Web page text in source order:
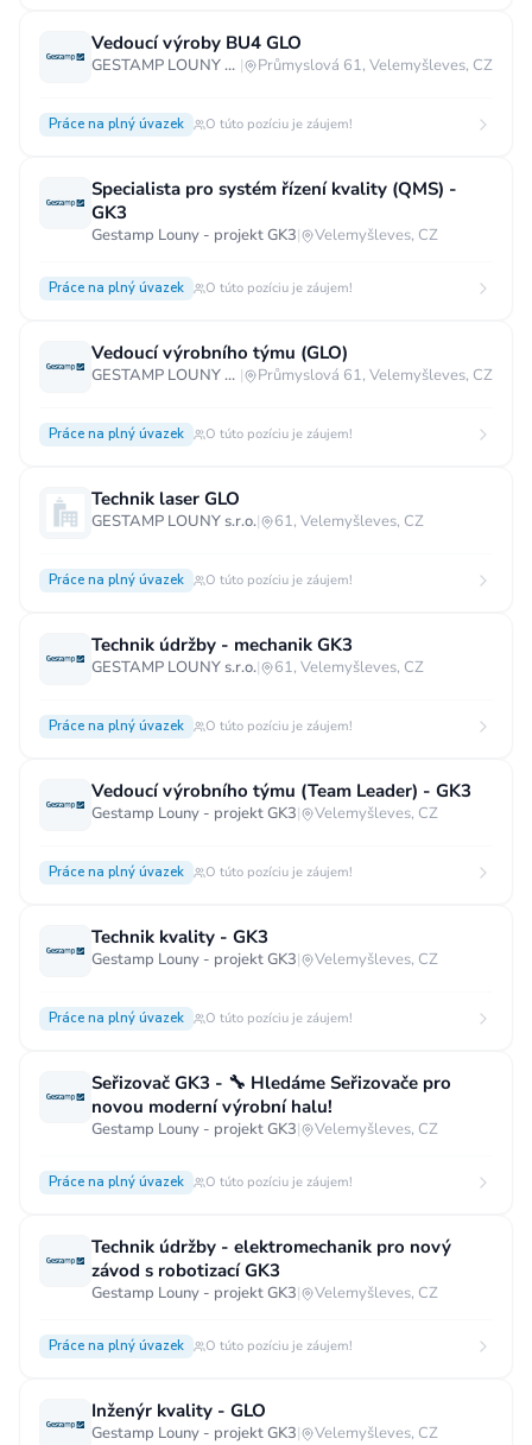
Vedoucí výroby BU4 GLO
GESTAMP LOUNY s.r.o. | Průmyslová 61, Velemyšleves, CZ
Práce na plný úvazek O túto pozíciu je záujem!
Specialista pro systém řízení kvality (QMS) -
GK3
Gestamp Louny - projekt GK3| Velemyšleves, CZ
Práce na plný úvazek O túto pozíciu je záujem!
Vedoucí výrobního týmu (GLO)
GESTAMP LOUNY s.r.o. | Průmyslová 61, Velemyšleves, CZ
Práce na plný úvazek O túto pozíciu je záujem!
Technik laser GLO
GESTAMP LOUNY s.r.o.| 61, Velemyšleves, CZ
Práce na plný úvazek O túto pozíciu je záujem!
Technik údržby - mechanik GK3
GESTAMP LOUNY s.r.o.| 61, Velemyšleves, CZ
Práce na plný úvazek O túto pozíciu je záujem!
Vedoucí výrobního týmu (Team Leader) - GK3
Gestamp Louny - projekt GK3| Velemyšleves, CZ
Práce na plný úvazek O túto pozíciu je záujem!
Technik kvality - GK3
Gestamp Louny - projekt GK3| Velemyšleves, CZ
Práce na plný úvazek O túto pozíciu je záujem!
Seřizovač GK3 - 🔧 Hledáme Seřizovače pro
novou moderní výrobní halu!
Gestamp Louny - projekt GK3| Velemyšleves, CZ
Práce na plný úvazek O túto pozíciu je záujem!
Technik údržby - elektromechanik pro nový
závod s robotizací GK3
Gestamp Louny - projekt GK3| Velemyšleves, CZ
Práce na plný úvazek O túto pozíciu je záujem!
Inženýr kvality - GLO
Gestamp Louny - projekt GK3| Velemyšleves, CZ